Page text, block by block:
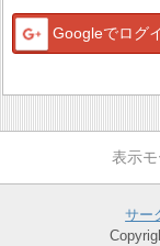
Googleでログ
サー